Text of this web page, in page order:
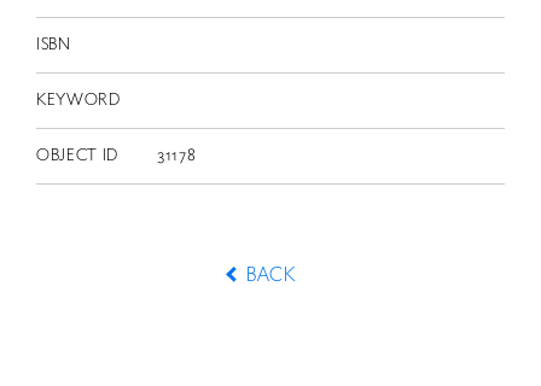
ISBN
KEYWORD
OBJECT ID 31178
BACK